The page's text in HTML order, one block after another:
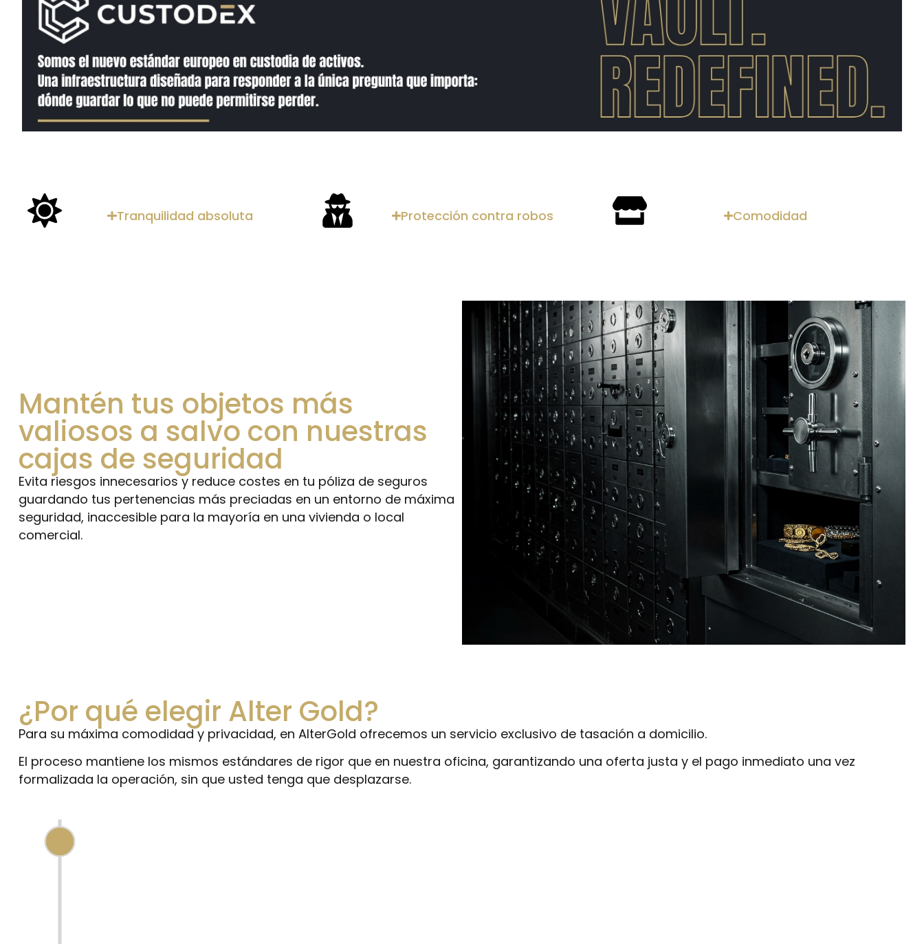
Tranquilidad absoluta Protección contra robos Comodidad
Mantén tus objetos más
valiosos a salvo con nuestras
cajas de seguridad
Evita riesgos innecesarios y reduce costes en tu póliza de seguros
guardando tus pertenencias más preciadas en un entorno de máxima
seguridad, inaccesible para la mayoría en una vivienda o local
comercial.
¿Por qué elegir Alter Gold?
Para su máxima comodidad y privacidad, en AlterGold ofrecemos un servicio exclusivo de tasación a domicilio.
El proceso mantiene los mismos estándares de rigor que en nuestra oficina, garantizando una oferta justa y el pago inmediato una vez
formalizada la operación, sin que usted tenga que desplazarse.